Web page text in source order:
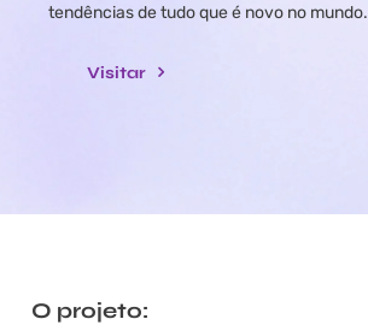
tendências de tudo que é novo no mundo.
Visitar
O projeto: